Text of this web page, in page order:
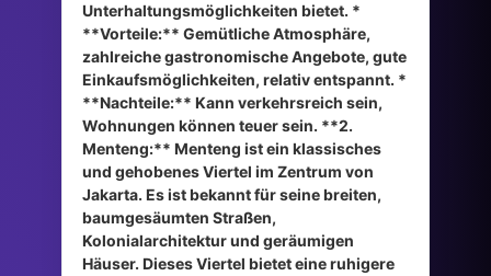
Unterhaltungsmöglichkeiten bietet. *
**Vorteile:** Gemütliche Atmosphäre,
zahlreiche gastronomische Angebote, gute
Einkaufsmöglichkeiten, relativ entspannt. *
**Nachteile:** Kann verkehrsreich sein,
Wohnungen können teuer sein. **2.
Menteng:** Menteng ist ein klassisches
und gehobenes Viertel im Zentrum von
Jakarta. Es ist bekannt für seine breiten,
baumgesäumten Straßen,
Kolonialarchitektur und geräumigen
Häuser. Dieses Viertel bietet eine ruhigere